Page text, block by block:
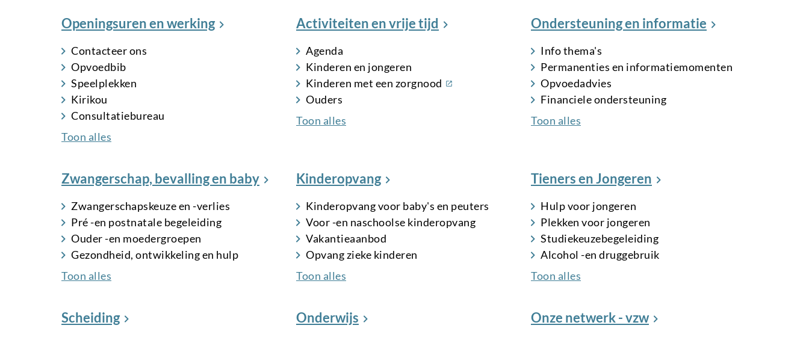
Openingsuren en werking
Contacteer ons
Opvoedbib
Speelplekken
Kirikou
Consultatiebureau
Toon alles
Activiteiten en vrije tijd
Agenda
Kinderen en jongeren
Kinderen met een zorgnood (externe
Ouders
Toon alles
Ondersteuning en informatie
Info thema's
Permanenties en informatiemomenten
Opvoedadvies
Financiele ondersteuning
Toon alles
Zwangerschap, bevalling en baby
Zwangerschapskeuze en -verlies
Pré -en postnatale begeleiding
Ouder -en moedergroepen
Gezondheid, ontwikkeling en hulp
Toon alles
Kinderopvang
Kinderopvang voor baby's en peuters
Voor -en naschoolse kinderopvang
Vakantieaanbod
Opvang zieke kinderen
Toon alles
Tieners en Jongeren
Hulp voor jongeren
Plekken voor jongeren
Studiekeuzebegeleiding
Alcohol -en druggebruik
Toon alles
Scheiding Onderwijs Onze netwerk - vzw